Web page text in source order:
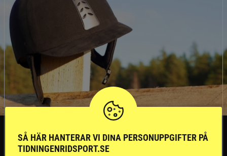
SÅ HÄR HANTERAR VI DINA PERSONUPPGIFTER PÅ
TIDNINGENRIDSPORT.SE